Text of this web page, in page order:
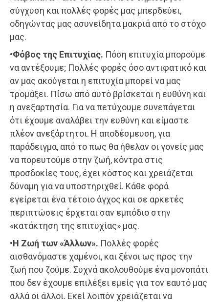
σύγχυση και πολλές φορές μας μπερδεύει,
οδηγώντας μας ασυνείδητα μακριά από το στόχο
μας.
•Φόβος της Επιτυχίας. Πόση επιτυχία μπορούμε
να αντέξουμε; Πολλές φορές όσο αντιφατικό και
αν μας ακούγεται η επιτυχία μπορεί να μας
τρομάξει. Πίσω από αυτό βρίσκεται η ευθύνη και
η ανεξαρτησία. Για να πετύχουμε συνεπάγεται
ότι έχουμε αναλάβει την ευθύνη και είμαστε
πλέον ανεξάρτητοι. Η αποδέσμευση, για
παράδειγμα, από το πως θα ήθελαν οι γονείς μας
να πορευτούμε στην ζωή, κόντρα στις
προσδοκίες τους, έχει κόστος και χρειάζεται
δύναμη για να υποστηριχθεί. Κάθε φορά
εγείρεται ένα τέτοιο άγχος και σε αρκετές
περιπτώσεις έρχεται σαν εμπόδιο στην
«κατάκτηση της επιτυχίας» μας.
•Η Ζωή των «Άλλων». Πολλές φορές
αισθανόμαστε χαμένοι, και ξένοι ως προς την
ζωή που ζούμε. Συχνά ακολουθούμε ένα μονοπάτι
που δεν έχουμε επιλέξει εμείς για τον εαυτό μας
αλλά οι άλλοι. Εκεί λοιπόν χρειάζεται να